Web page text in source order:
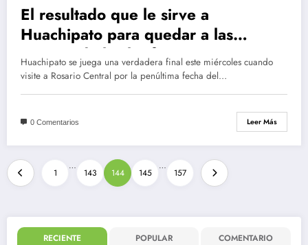
El resultado que le sirve a
Huachipato para quedar a las
puertas de la clasificación en Copa
Sudamericana
Huachipato se juega una verdadera final este miércoles cuando
visite a Rosario Central por la penúltima fecha del…
0 Comentarios Leer Más
Paginación
de
entradas
1
…
143 144 145
…
157
RECIENTE POPULAR COMENTARIO